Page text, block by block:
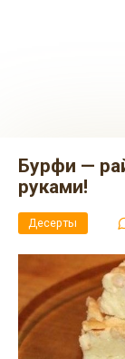
Бypфи — райская сладость своими
руками!
Десерты